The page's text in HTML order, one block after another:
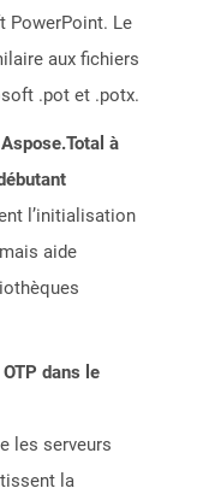
PowerPoint. Le
aux fichiers
.pot et .potx.
à
l’initialisation
aide
dans le
les serveurs
la